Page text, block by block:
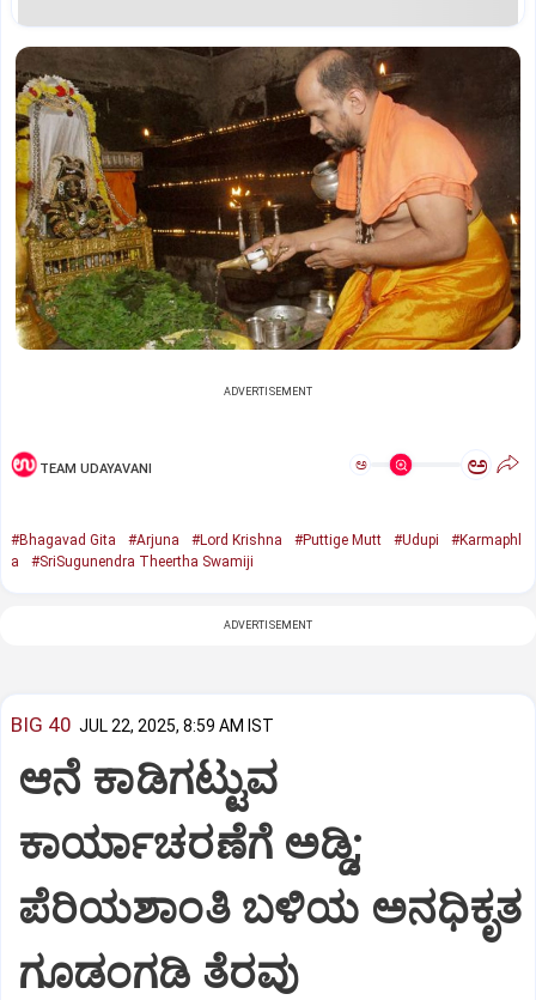
ADVERTISEMENT
TEAM UDAYAVANI ಅ ಅ
#Bhagavad Gita #Arjuna #Lord Krishna #Puttige Mutt #Udupi
#Karmaphl
a
#SriSugunendra Theertha Swamiji
ADVERTISEMENT
BIG 40 JUL 22, 2025, 8:59 AM IST
ಆನೆ ಕಾಡಿಗಟ್ಟುವ
ಕಾರ್ಯಾಚರಣೆಗೆ ಅಡ್ಡಿ;
ಪೆರಿಯಶಾಂತಿ ಬಳಿಯ ಅನಧಿಕೃತ
ಗೂಡಂಗಡಿ ತೆರವು